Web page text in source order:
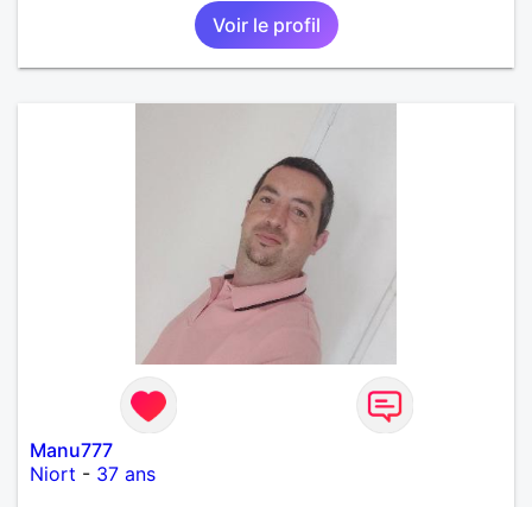
Voir le profil
Manu777
Niort - 37 ans